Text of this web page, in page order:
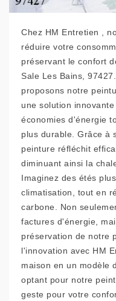
Chez HM Entretien ,
réduire votre
préservant le confort
Sale Les Bains,
proposons notre
une solution
économies d'énergie
plus durable. Grâce à
peinture réfléchit
diminuant ainsi la
Imaginez des étés
climatisation, tout en
carbone. Non
factures d'énergie,
préservation de notre
l'innovation avec HM
maison en un modèle
optant pour notre
geste pour votre